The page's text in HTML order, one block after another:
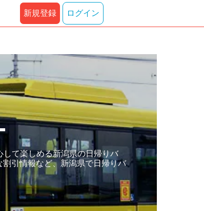
新規登録 ログイン
て楽しめる新潟県の日帰りバ
引情報など、新潟県で日帰りバ